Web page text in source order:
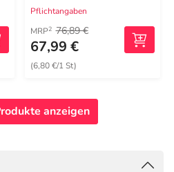
Pflichtangaben
MRP2 76,89 €
67,99 €
(6,80 €/1 St)
anzeigen